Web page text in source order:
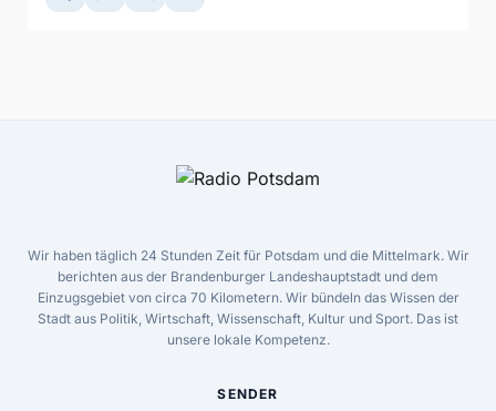
Wir haben täglich 24 Stunden Zeit für Potsdam und die Mittelmark. Wir
berichten aus der Brandenburger Landeshauptstadt und dem
Einzugsgebiet von circa 70 Kilometern. Wir bündeln das Wissen der
Stadt aus Politik, Wirtschaft, Wissenschaft, Kultur und Sport. Das ist
unsere lokale Kompetenz.
SENDER